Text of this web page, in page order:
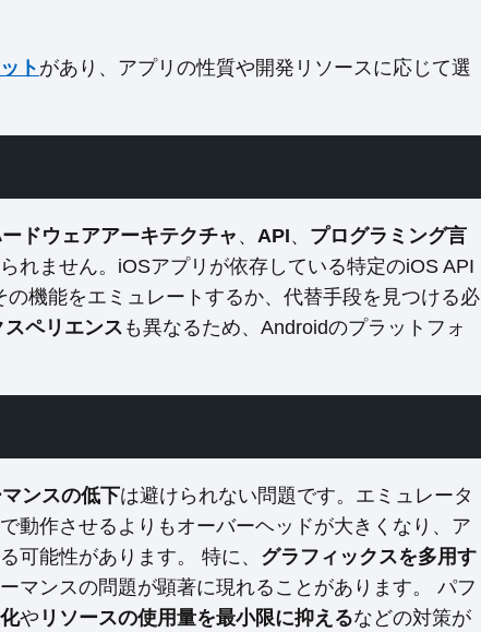
ト があり、アプリの性質や開発リソースに応じて選
ドウェアアーキテクチャ 、 API、 プログラミング言
れません。iOSアプリが依存している特定のiOS API
機能をエミュレートするか、代替手段を見つける必
ペリエンスも異なるため、Androidのプラットフォ
ンスの低下は避けられない問題です。エミュレータ
動作させるよりもオーバーヘッドが大きくなり、ア
可能性があります。 特に、 グラフィックスを多用す
マンスの問題が顕著に現れることがあります。 パフ
や リソースの使用量を最小限に抑えるなどの対策が